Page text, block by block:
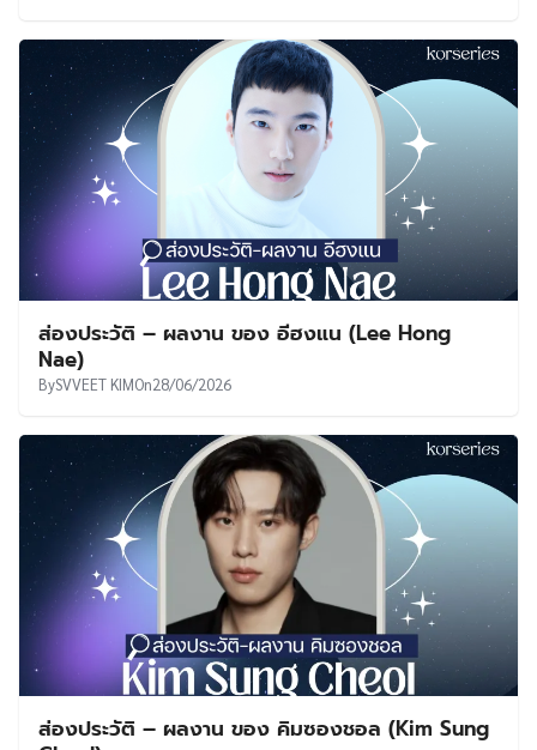
ส่องประวัติ – ผลงาน ของ อีฮงแน (Lee Hong
Nae)
BySVVEET KIMOn28/06/2026
ส่องประวัติ – ผลงาน ของ คิมซองชอล (Kim Sung